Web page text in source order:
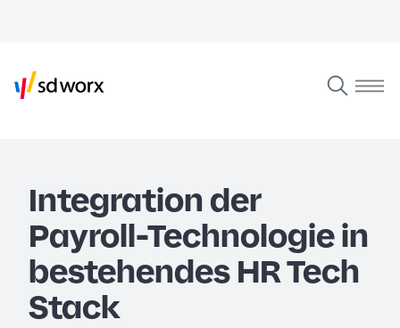
Integration der
Payroll-Technologie in
bestehendes HR Tech
Stack